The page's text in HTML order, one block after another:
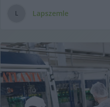
L Lapszemle